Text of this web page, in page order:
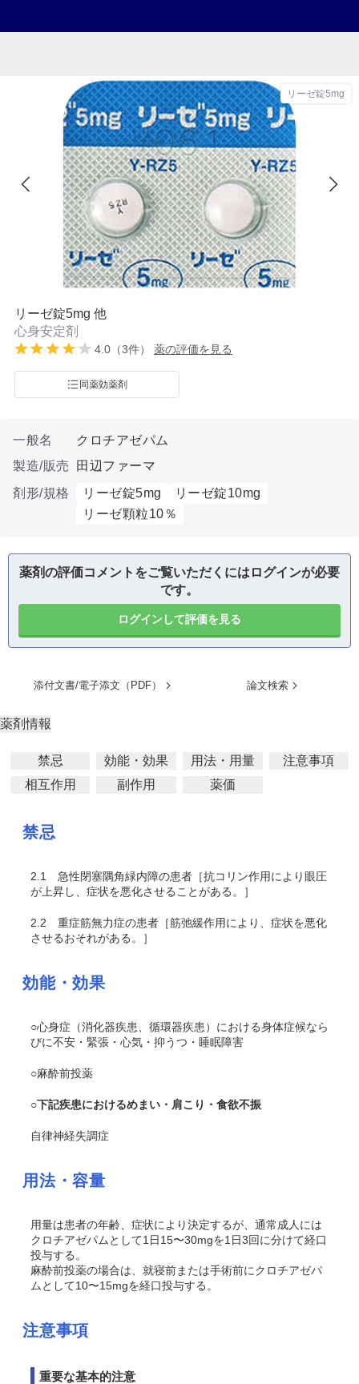
リーゼ錠5mg
リーゼ錠5mg 他
心身安定剤
4.0（3件） 薬の評価を見る
同薬効薬剤
一般名
クロチアゼパム
製造/販売
田辺ファーマ
剤形/規格
リーゼ錠5mg
リーゼ錠10mg
リーゼ顆粒10％
薬剤の評価コメントをご覧いただくにはログインが必要
です。
ログインして評価を見る
添付文書/電子添文（PDF） 論文検索
薬剤情報
禁忌 効能・効果 用法・用量
注意事項
相互作用
副作用 薬価
禁忌
2.1
急性閉塞隅角緑内障の患者［抗コリン作用により眼圧
が上昇し、症状を悪化させることがある。］
2.2 重症筋無力症の患者［筋弛緩作用により、症状を悪化
させるおそれがある。］
効能・効果
○心身症（消化器疾患、循環器疾患）における身体症候なら
びに不安・緊張・心気・抑うつ・睡眠障害
○麻酔前投薬
○下記疾患におけるめまい・肩こり・食欲不振
自律神経失調症
用法・容量
用量は患者の年齢、症状により決定するが、通常成人には
クロチアゼパムとして1日15〜30mgを1日3回に分けて経口
投与する。
麻酔前投薬の場合は、就寝前または手術前にクロチアゼパ
ムとして10〜15mgを経口投与する。
注意事項
重要な基本的注意